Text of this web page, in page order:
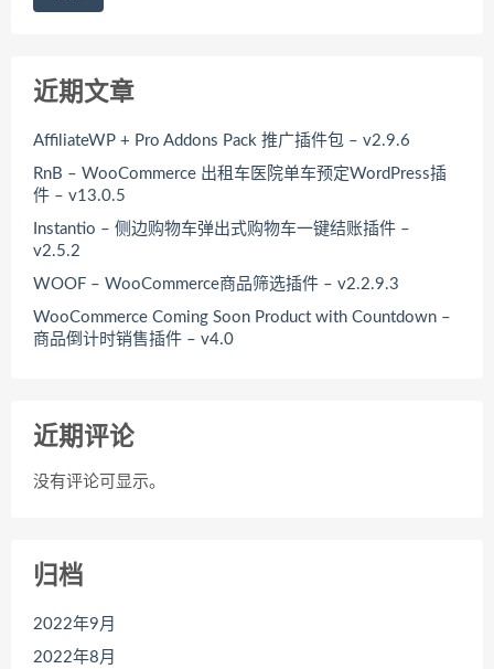
近期文章
AffiliateWP + Pro Addons Pack 推广插件包 – v2.9.6
RnB – WooCommerce 出租车医院单车预定WordPress插
件 – v13.0.5
Instantio – 侧边购物车弹出式购物车一键结账插件 –
v2.5.2
WOOF – WooCommerce商品筛选插件 – v2.2.9.3
WooCommerce Coming Soon Product with Countdown –
商品倒计时销售插件 – v4.0
近期评论
没有评论可显示。
归档
2022年9月
2022年8月